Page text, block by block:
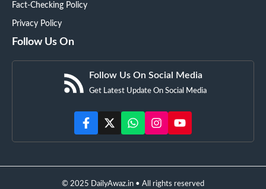
Fact-Checking Policy
Privacy Policy
Follow Us On
Follow Us On Social Media
Get Latest Update On Social Media
© 2025 DailyAwaz.in • All rights reserved